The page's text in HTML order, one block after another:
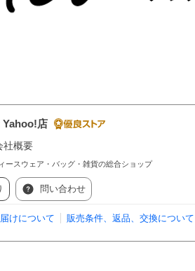
店
社概要
スウェア・バッグ・雑貨の総合ショップ
問い合わせ
けについて 販売条件、返品、交換について